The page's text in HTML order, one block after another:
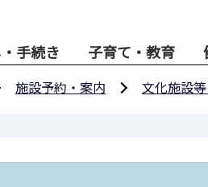
手続き 子育て・教育
施設予約・案内 文化施設